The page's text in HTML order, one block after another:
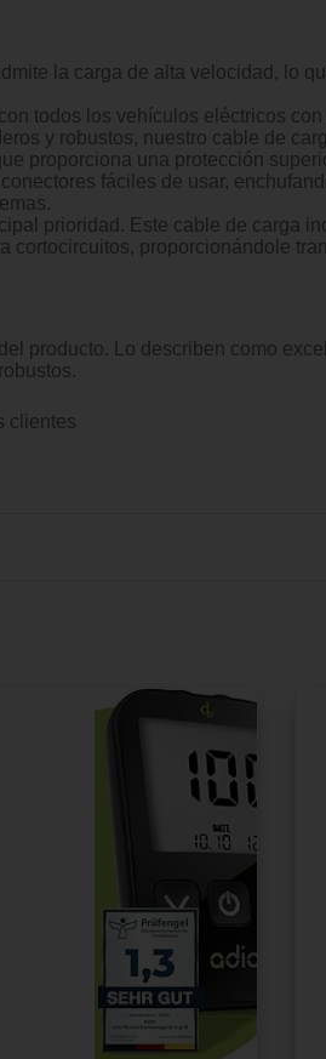
la carga de alta velocidad, lo
todos los vehículos eléctricos
y robustos, nuestro cable de
proporciona una protección
fáciles de usar,
prioridad. Este cable de carga
cortocircuitos, proporcionándole
producto. Lo describen como
clientes